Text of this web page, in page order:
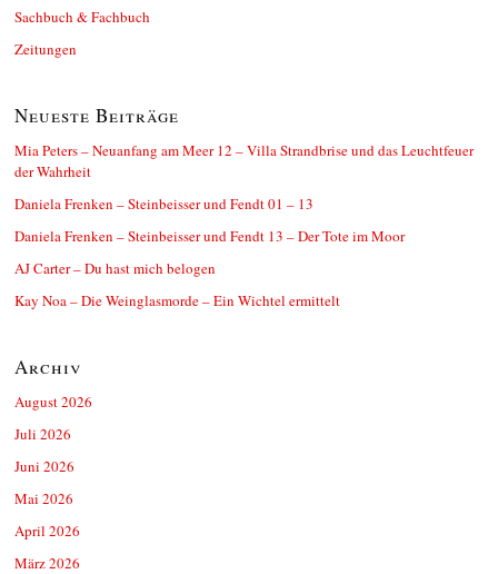
Sachbuch & Fachbuch
Zeitungen
Neueste Beiträge
Mia Peters – Neuanfang am Meer 12 – Villa Strandbrise und das Leuchtfeuer
der Wahrheit
Daniela Frenken – Steinbeisser und Fendt 01 – 13
Daniela Frenken – Steinbeisser und Fendt 13 – Der Tote im Moor
AJ Carter – Du hast mich belogen
Kay Noa – Die Weinglasmorde – Ein Wichtel ermittelt
Archiv
August 2026
Juli 2026
Juni 2026
Mai 2026
April 2026
März 2026